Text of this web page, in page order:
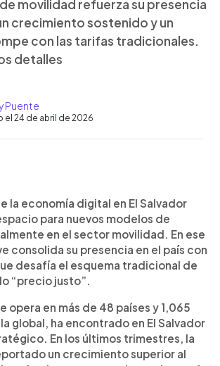
movilidad refuerza su presencia
crecimiento sostenido y un
con las tarifas tradicionales.
detalles
Puente
el 24 de abril de 2026
artículo
su apuesta por El Salvador, un
donde crece más del 50% anual
la economía digital. Su principal
el modelo de “precio justo”, que
y conductores negociar
la tarifa de cada viaje. Este sistema
al ofrecer mayor
de ahorro. Además, la
oportunidades de ingreso
salvadoreños y amplía sus servicios
urbano. Con mayor
la economía digital en El Salvador
para nuevos modelos de
en el sector movilidad. En ese
consolida su presencia en el país con
desafía el esquema tradicional de
“precio justo”.
opera en más de 48 países y 1,065
global, ha encontrado en El Salvador
En los últimos trimestres, la
un crecimiento superior al